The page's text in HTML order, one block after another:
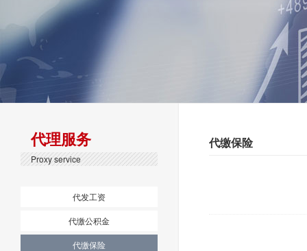
代理服务
Proxy service
代发工资
代缴公积金
代缴保险
代缴保险